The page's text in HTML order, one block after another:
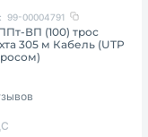
99-00004791
ВП (100) трос
305 м Кабель (UTP